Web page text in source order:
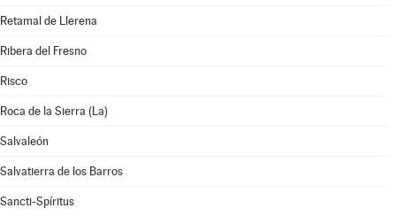
Retamal de Llerena
Ribera del Fresno
Risco
Roca de la Sierra (La)
Salvaleón
Salvatierra de los Barros
Sancti-Spíritus